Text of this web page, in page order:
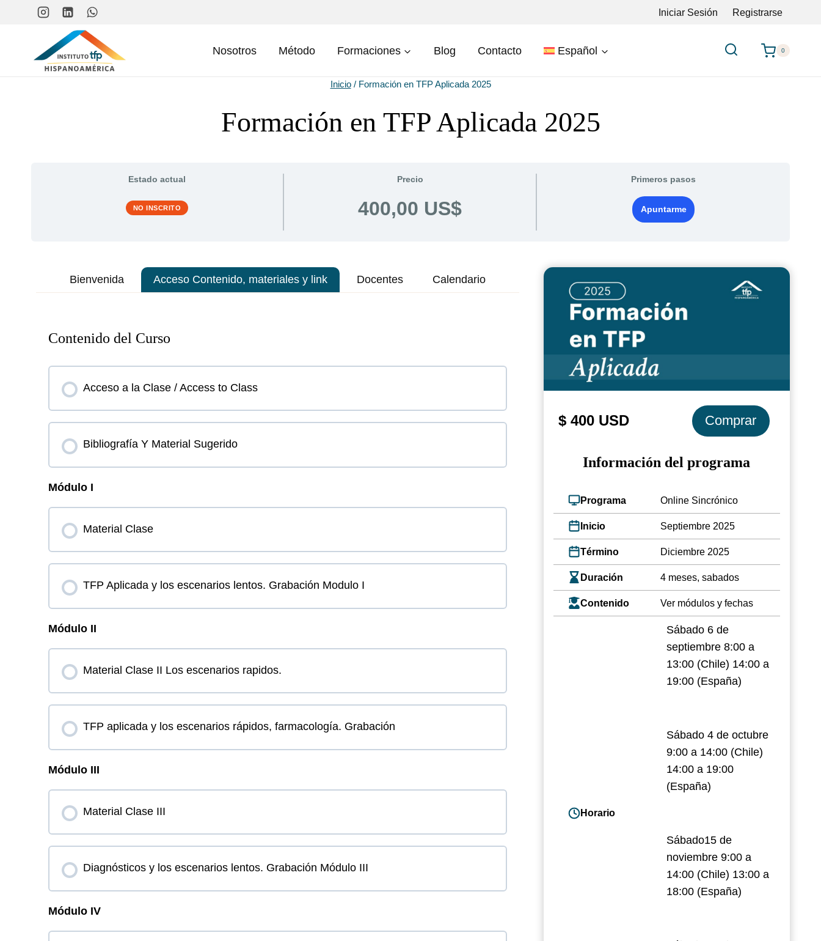
Iniciar Sesión Registrarse
Nosotros Método Formaciones Blog Contacto Español 0
Inicio / Formación en TFP Aplicada 2025
Formación en TFP Aplicada 2025
Estado actual
NO INSCRITO
Precio
400,00 US$
Primeros pasos
Apuntarme
Bienvenida Acceso Contenido, materiales y link Docentes Calendario
Contenido del Curso
Acceso a la Clase / Access to Class
Bibliografía Y Material Sugerido
Módulo I
Material Clase
TFP Aplicada y los escenarios lentos. Grabación Modulo I
Módulo II
Material Clase II Los escenarios rapidos.
TFP aplicada y los escenarios rápidos, farmacología. Grabación
Módulo III
Material Clase III
Diagnósticos y los escenarios lentos. Grabación Módulo III
Módulo IV
$ 400 USD Comprar
Información del programa
Programa Online Sincrónico
Inicio Septiembre 2025
Término Diciembre 2025
Duración 4 meses, sabados
Contenido Ver módulos y fechas
Horario
Sábado 6 de
septiembre 8:00 a
13:00 (Chile) 14:00 a
19:00 (España)
Sábado 4 de octubre
9:00 a 14:00 (Chile)
14:00 a 19:00
(España)
Sábado15 de
noviembre 9:00 a
14:00 (Chile) 13:00 a
18:00 (España)